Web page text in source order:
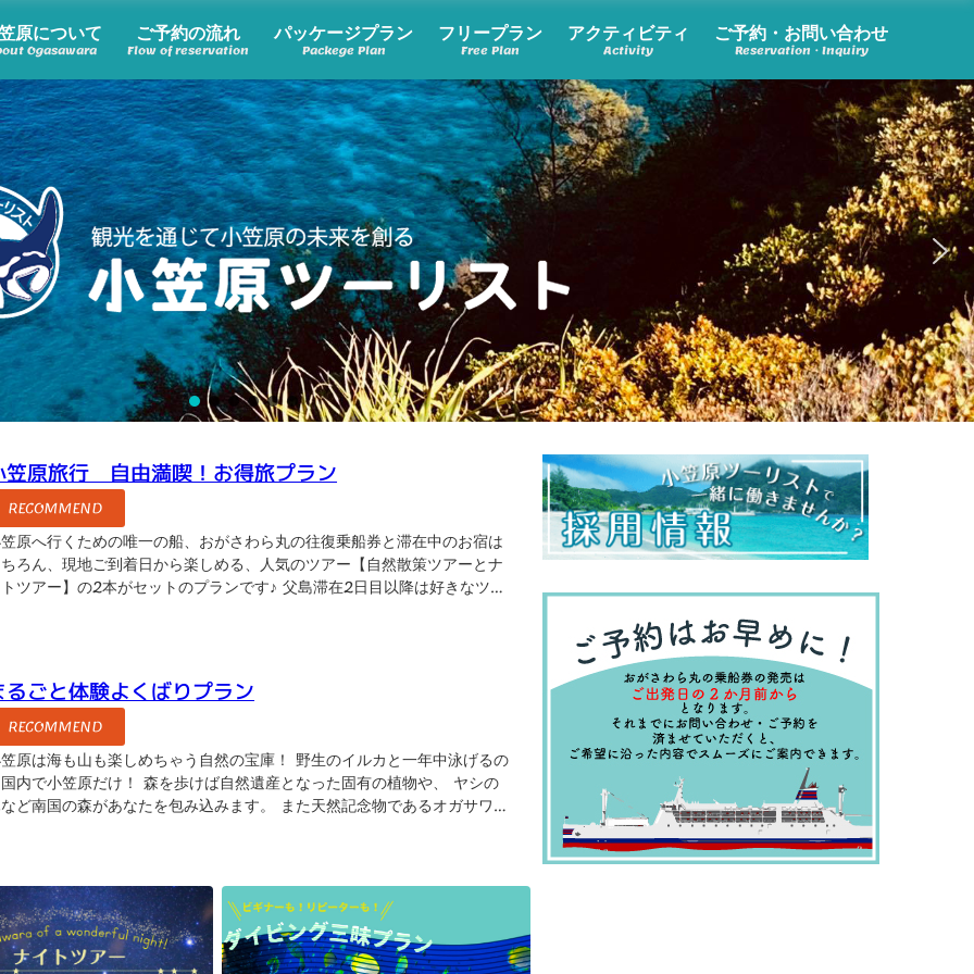
原について
Ogasawara
ご予約の流れ
Flow of reservation
パッケージプラン
Packege Plan
フリープラン
Free Plan
アクティビティ
Activity
ご予約・お問い合わせ
Reservation・Inquiry
笠原旅行 自由満喫！お得旅プラン
RECOMMEND
原へ行くための唯一の船、おがさわら丸の往復乗船券と滞在中のお宿は
ろん、現地ご到着日から楽しめる、人気のツアー【自然散策ツアーとナ
ツアー】の2本がセットのプランです♪ 父島滞在2日目以降は好きなツア
るごと体験よくばりプラン
RECOMMEND
原は海も山も楽しめちゃう自然の宝庫！ 野生のイルカと一年中泳げるの
内で小笠原だけ！ 森を歩けば自然遺産となった固有の植物や、 ヤシの
ど南国の森があなたを包み込みます。 また天然記念物であるオガサワラ